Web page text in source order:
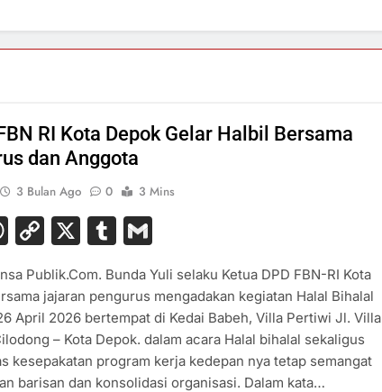
RI Kota Depok Gelar Halbil Bersama
dan Anggota
3 Bulan Ago 0 3 Mins
WhatsApp
Copy
X Tumblr
Publik.Com. Bunda Yuli selaku Ketua DPD FBN-RI Kota
jajaran pengurus mengadakan kegiatan Halal Bihalal
April 2026 bertempat di Kedai Babeh, Villa Pertiwi Jl. Villa
– Kota Depok. dalam acara Halal bihalal sekaligus
kesepakatan program kerja kedepan nya tetap semangat
barisan dan konsolidasi organisasi. Dalam kata…